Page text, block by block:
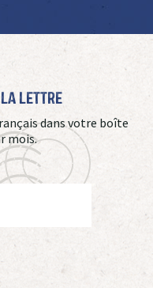
Lettre
dans votre boîte
mois.